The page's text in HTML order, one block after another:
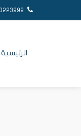
الرئيسية